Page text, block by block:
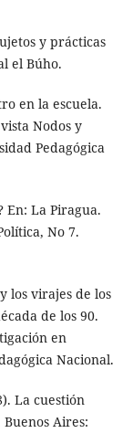
y prácticas
el Búho.
en la escuela.
Nodos y
Pedagógica
En: La Piragua.
No 7.
los virajes de los
de los 90.
en
Nacional.
La cuestión
Aires: